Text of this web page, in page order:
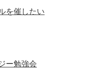
を催したい
ー勉強会